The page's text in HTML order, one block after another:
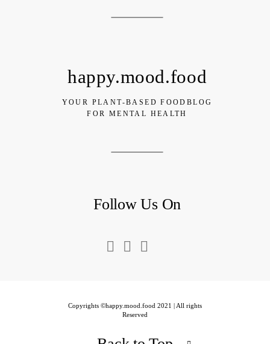
happy.mood.food
Follow Us On
YOUR PLANT-BASED FOODBLOG
FOR MENTAL HEALTH
Copyrights ©happy.mood.food 2021 | All rights
Reserved